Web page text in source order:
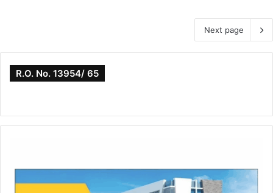
Next page
R.O. No. 13954/ 65